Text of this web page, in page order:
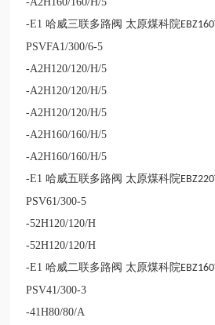
-E1 哈威三联多路阀 太原煤科院
PSVFA1/300/6-5
-A2H120/120/H/5
-A2H120/120/H/5
-A2H120/120/H/5
-A2H160/160/H/5
-A2H160/160/H/5
-E1 哈威五联多路阀 太原煤科院
PSV61/300-5
-52H120/120/H
-52H120/120/H
-E1 哈威二联多路阀 太原煤科院
PSV41/300-3
-41H80/80/A